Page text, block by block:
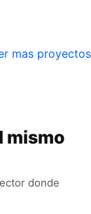
mas proyectos
mismo
donde